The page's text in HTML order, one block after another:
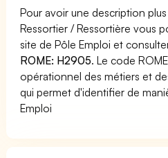
Pour avoir une description
Ressortier / Ressortière vous
site de Pôle Emploi et
ROME: H2905. Le code
opérationnel des métiers et
qui permet d'identifier de
Emploi